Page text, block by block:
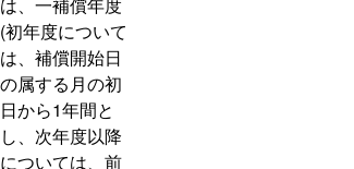
(初年度について
は、補償開始日
の属する月の初
日から1年間と
し、次年度以降
については、前